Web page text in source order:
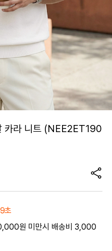
카라 니트 (NEE2ET190
초
원 미만시 배송비 3,000